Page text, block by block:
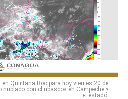
Quintana Roo para hoy viernes 20 de
nublado con chubascos en Campeche y
el estado.